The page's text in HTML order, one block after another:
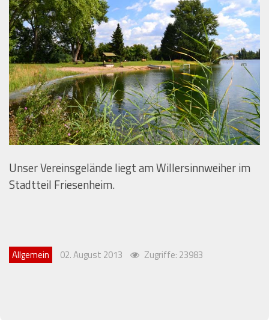
Unser Vereinsgelände liegt am Willersinnweiher im
Stadtteil Friesenheim.
Allgemein 02. August 2013 Zugriffe: 23983